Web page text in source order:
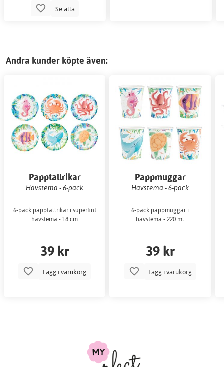
Se alla
Andra kunder köpte även:
Papptallrikar
Havstema - 6-pack
6-pack papptallrikar i superfint
havstema - 18 cm
39 kr
Lägg i varukorg
Pappmuggar
Havstema - 6-pack
6-pack pappmuggar i
havstema - 220 ml
39 kr
Lägg i varukorg